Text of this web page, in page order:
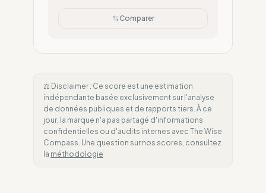
Comparer
⚖️ Disclaimer : Ce score est une estimation
indépendante basée exclusivement sur l'analyse
de données publiques et de rapports tiers. À ce
jour, la marque n'a pas partagé d'informations
confidentielles ou d'audits internes avec The Wise
Compass. Une question sur nos scores, consultez
la méthodologie